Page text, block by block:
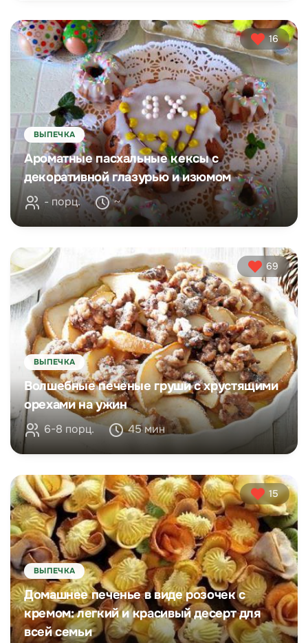
16
ВЫПЕЧКА
Ароматные пасхальные кексы с
декоративной глазурью и изюмом
- порц. ~
69
ВЫПЕЧКА
Волшебные печеные груши с хрустящими
орехами на ужин
6-8 порц. 45 мин
15
ВЫПЕЧКА
Домашнее печенье в виде розочек с
кремом: легкий и красивый десерт для
всей семьи